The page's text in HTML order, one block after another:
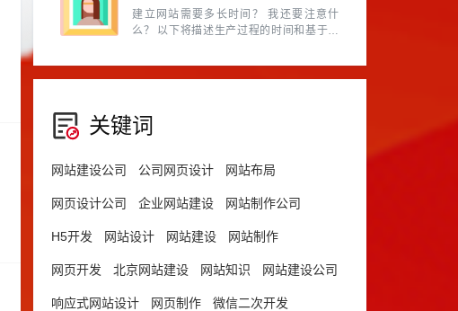
建立网站需要多长时间？ 我还要注意什
么？ 以下将描述生产过程的时间和基于常
关键词
网站建设公司 公司网页设计 网站布局
网页设计公司 企业网站建设 网站制作公司
H5开发 网站设计 网站建设 网站制作
网页开发 北京网站建设 网站知识 网站建设公司
响应式网站设计 网页制作 微信二次开发